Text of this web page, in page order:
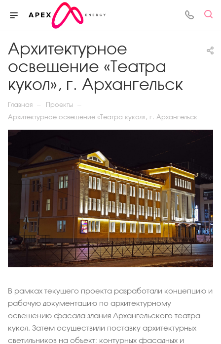
Архитектурное
освещение «Театра
кукол», г. Архангельск
Главная — Проекты —
Архитектурное освещение «Театра кукол», г. Архангельск
В рамках текущего проекта разработали концепцию и
рабочую документацию по архитектурному
освещению фасада здания Архангельского театра
кукол. Затем осуществили поставку архитектурных
светильников на объект: контурных фасадных и